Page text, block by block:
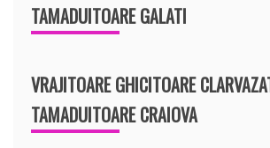
TAMADUITOARE GALATI
VRAJITOARE GHICITOARE
TAMADUITOARE CRAIOVA